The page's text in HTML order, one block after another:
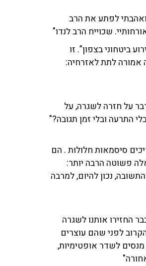
ואהבתי לפתע את הרב
שכוייח הרב לנדו"
ביטחוני בצפון”. זו
אמורה לתת לאזרחיה:
על חזרה לשגרה, על
התרעה ובלי זמן תגובה?"
סיסמאות חלולות . הם
פשוטה הרבה יותר:
נכון להיום, למרבה
החזירו אותנו לשגרה
לפני שהם עוצרים
לשדר אופטימיות,